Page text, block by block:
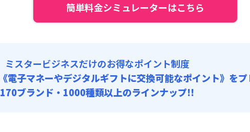
簡単料金シミュレーターはこちら
ミスタービジネスだけのお得なポイント制度
《電子マネーやデジタルギフトに交換可能なポイント》を
170ブランド・1000種類以上のラインナップ!!